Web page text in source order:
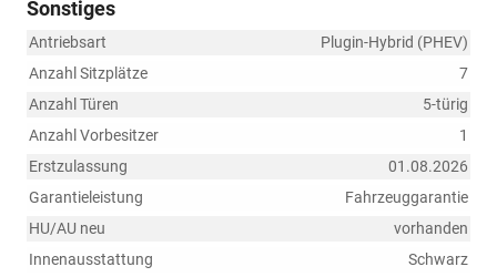
Sonstiges
Antriebsart
Plugin-Hybrid (PHEV)
Anzahl Sitzplätze
7
Anzahl Türen
5-türig
Anzahl Vorbesitzer
1
Erstzulassung
01.08.2026
Garantieleistung
Fahrzeuggarantie
HU/AU neu
vorhanden
Innenausstattung
Schwarz